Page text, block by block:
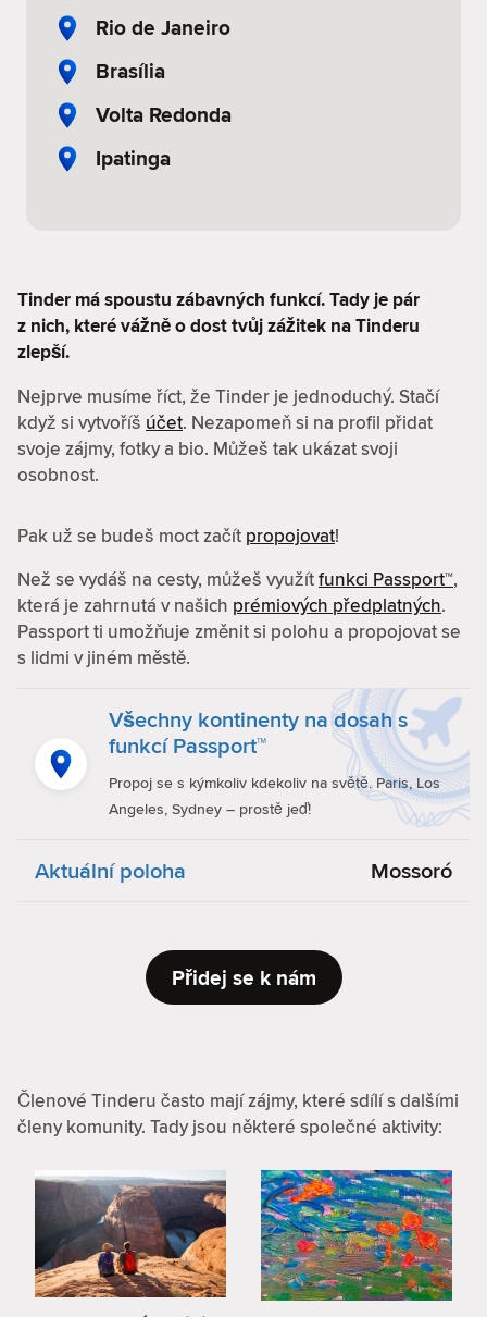
Rio de Janeiro
Brasília
Volta Redonda
Ipatinga
Tinder má spoustu zábavných funkcí. Tady je pár
z nich, které vážně o dost tvůj zážitek na Tinderu
zlepší.
Nejprve musíme říct, že Tinder je jednoduchý. Stačí
když si vytvoříš účet. Nezapomeň si na profil přidat
svoje zájmy, fotky a bio. Můžeš tak ukázat svoji
osobnost.
Pak už se budeš moct začít propojovat!
Než se vydáš na cesty, můžeš využítfunkci Passport™,
která je zahrnutá v našich prémiových předplatných.
Passport ti umožňuje změnit si polohu a propojovat se
s lidmi v jiném městě.
Všechny kontinenty na dosah s
funkcí Passport™
Propoj se s kýmkoliv kdekoliv na světě. Paris, Los
Angeles, Sydney – prostě jeď!
Aktuální poloha Mossoró
Přidej se k nám
Členové Tinderu často mají zájmy, které sdílí s dalšími
členy komunity. Tady jsou některé společné aktivity: